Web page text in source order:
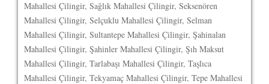
Mahallesi Çilingir, Sağlık Mahallesi Çilingir, Seksenören
Mahallesi Çilingir, Selçuklu Mahallesi Çilingir, Selman
Mahallesi Çilingir, Sultantepe Mahallesi Çilingir, Şahinalan
Mahallesi Çilingir, Şahinler Mahallesi Çilingir, Şıh Maksut
Mahallesi Çilingir, Tarlabaşı Mahallesi Çilingir, Taşlıca
Mahallesi Çilingir, Tekyamaç Mahallesi Çilingir, Tepe Mahallesi